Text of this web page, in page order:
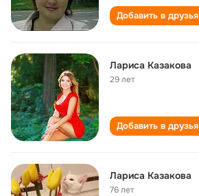
Добавить в друзья
Лариса Казакова
29 лет
Добавить в друзья
Лариса Казакова
76 лет